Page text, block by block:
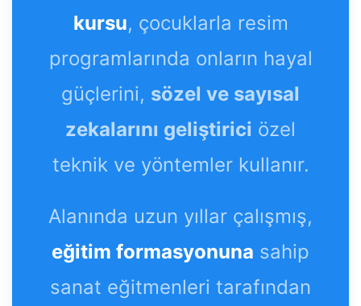
kursu, çocuklarla resim
programlarında onların hayal
güçlerini, sözel ve sayısal
zekalarını geliştirici özel
teknik ve yöntemler kullanır.
Alanında uzun yıllar çalışmış,
eğitim formasyonuna sahip
sanat eğitmenleri tarafından